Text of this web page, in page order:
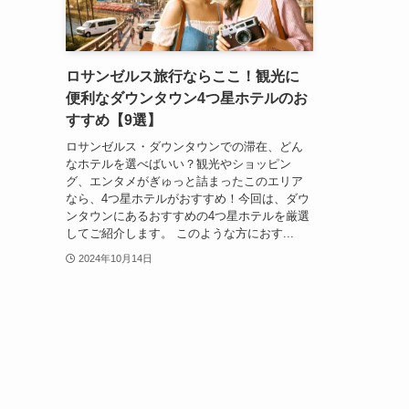
ロサンゼルス旅行ならここ！観光に
便利なダウンタウン4つ星ホテルのお
すすめ【9選】
ロサンゼルス・ダウンタウンでの滞在、どん
なホテルを選べばいい？観光やショッピン
グ、エンタメがぎゅっと詰まったこのエリア
なら、4つ星ホテルがおすすめ！今回は、ダウ
ンタウンにあるおすすめの4つ星ホテルを厳選
してご紹介します。 このような方におす...
2024年10月14日